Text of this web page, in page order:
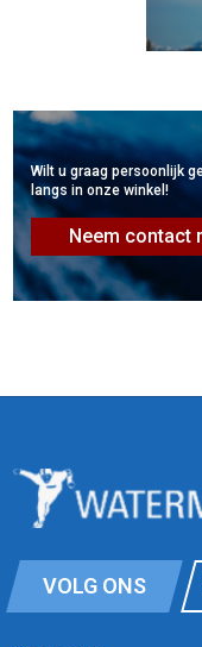
Wilt u graag persoonlijk
langs in onze winkel!
Neem contact
VOLG ONS